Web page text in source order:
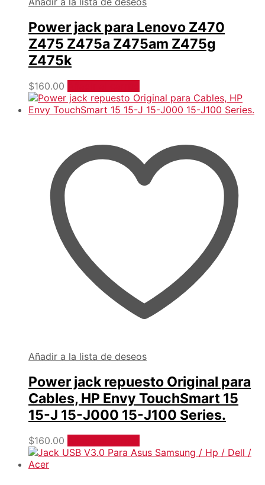
Power jack para Lenovo Z470
Z475 Z475a Z475am Z475g
Z475k
$160.00
Añadir a la lista de deseos
Power jack repuesto Original para
Cables, HP Envy TouchSmart 15
15-J 15-J000 15-J100 Series.
$160.00